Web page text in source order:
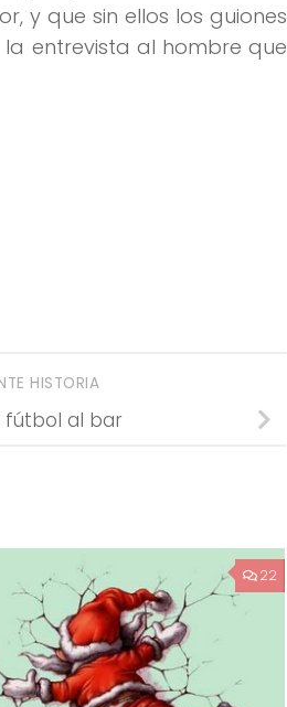
y que sin ellos los guiones
entrevista al hombre que
HISTORIA
fútbol al bar
22